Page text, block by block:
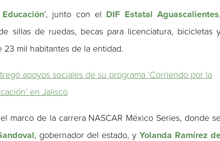
’, junto con el DIF Estatal Aguascalientes
sillas de ruedas, becas para licenciatura, bicicletas
mil habitantes de la entidad.
apoyos sociales de su programa ‘Corriendo por la
en Jalisco
marco de la carrera NASCAR México Series, donde
, gobernador del estado, y Yolanda Ramírez